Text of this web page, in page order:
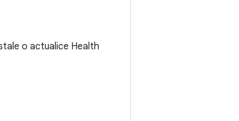
o actualice Health